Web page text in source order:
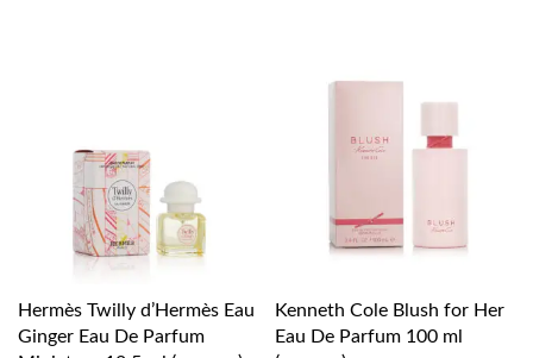
Hermès Twilly d’Hermès Eau
Ginger Eau De Parfum
Kenneth Cole Blush for Her
Eau De Parfum 100 ml